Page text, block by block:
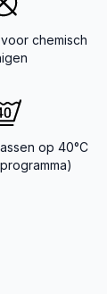
chemisch
op 40°C